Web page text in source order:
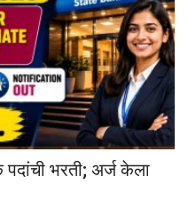
भरती; अर्ज केला